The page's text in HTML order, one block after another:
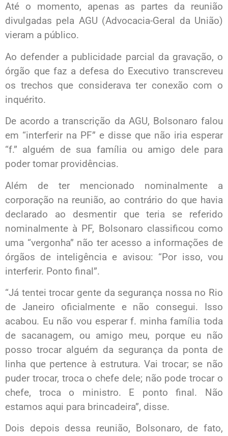
Até o momento, apenas as partes da reunião
divulgadas pela AGU (Advocacia-Geral da União)
vieram a público.
Ao defender a publicidade parcial da gravação, o
órgão que faz a defesa do Executivo transcreveu
os trechos que considerava ter conexão com o
inquérito.
De acordo a transcrição da AGU, Bolsonaro falou
em “interferir na PF” e disse que não iria esperar
“f.” alguém de sua família ou amigo dele para
poder tomar providências.
Além de ter mencionado nominalmente a
corporação na reunião, ao contrário do que havia
declarado ao desmentir que teria se referido
nominalmente à PF, Bolsonaro classificou como
uma “vergonha” não ter acesso a informações de
órgãos de inteligência e avisou: “Por isso, vou
interferir. Ponto final”.
“Já tentei trocar gente da segurança nossa no Rio
de Janeiro oficialmente e não consegui. Isso
acabou. Eu não vou esperar f. minha família toda
de sacanagem, ou amigo meu, porque eu não
posso trocar alguém da segurança da ponta de
linha que pertence à estrutura. Vai trocar; se não
puder trocar, troca o chefe dele; não pode trocar o
chefe, troca o ministro. E ponto final. Não
estamos aqui para brincadeira”, disse.
Dois depois dessa reunião, Bolsonaro, de fato,